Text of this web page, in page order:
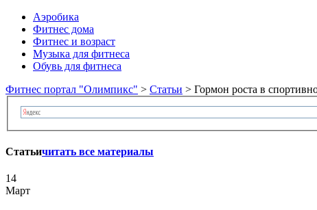
Аэробика
Фитнес дома
Фитнес и возраст
Музыка для фитнеса
Обувь для фитнеса
Фитнес портал "Олимпикс" > Статьи > Гормон роста в
Статьичитать все материалы
14
Март